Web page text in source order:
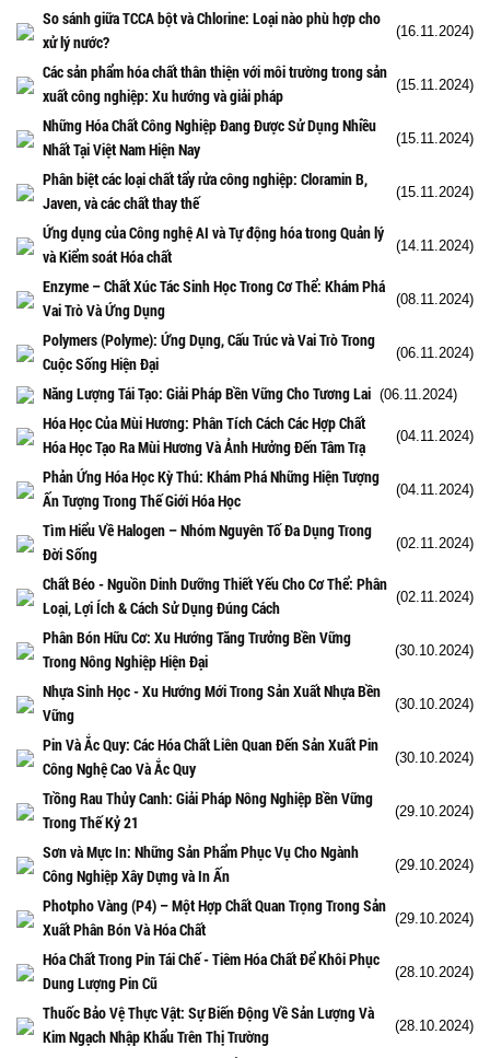
So sánh giữa TCCA bột và Chlorine: Loại nào phù hợp cho
xử lý nước?
(16.11.2024)
Các sản phẩm hóa chất thân thiện với môi trường trong sản
xuất công nghiệp: Xu hướng và giải pháp
(15.11.2024)
Những Hóa Chất Công Nghiệp Đang Được Sử Dụng Nhiều
Nhất Tại Việt Nam Hiện Nay
(15.11.2024)
Phân biệt các loại chất tẩy rửa công nghiệp: Cloramin B,
Javen, và các chất thay thế
(15.11.2024)
Ứng dụng của Công nghệ AI và Tự động hóa trong Quản lý
và Kiểm soát Hóa chất
(14.11.2024)
Enzyme – Chất Xúc Tác Sinh Học Trong Cơ Thể: Khám Phá
Vai Trò Và Ứng Dụng
(08.11.2024)
Polymers (Polyme): Ứng Dụng, Cấu Trúc và Vai Trò Trong
Cuộc Sống Hiện Đại
(06.11.2024)
Năng Lượng Tái Tạo: Giải Pháp Bền Vững Cho Tương Lai (06.11.2024)
Hóa Học Của Mùi Hương: Phân Tích Cách Các Hợp Chất
Hóa Học Tạo Ra Mùi Hương Và Ảnh Hưởng Đến Tâm Trạ
(04.11.2024)
Phản Ứng Hóa Học Kỳ Thú: Khám Phá Những Hiện Tượng
Ấn Tượng Trong Thế Giới Hóa Học
(04.11.2024)
Tìm Hiểu Về Halogen – Nhóm Nguyên Tố Đa Dụng Trong
Đời Sống
(02.11.2024)
Chất Béo - Nguồn Dinh Dưỡng Thiết Yếu Cho Cơ Thể: Phân
Loại, Lợi Ích & Cách Sử Dụng Đúng Cách
(02.11.2024)
Phân Bón Hữu Cơ: Xu Hướng Tăng Trưởng Bền Vững
Trong Nông Nghiệp Hiện Đại
(30.10.2024)
Nhựa Sinh Học - Xu Hướng Mới Trong Sản Xuất Nhựa Bền
Vững
(30.10.2024)
Pin Và Ắc Quy: Các Hóa Chất Liên Quan Đến Sản Xuất Pin
Công Nghệ Cao Và Ắc Quy
(30.10.2024)
Trồng Rau Thủy Canh: Giải Pháp Nông Nghiệp Bền Vững
Trong Thế Kỷ 21
(29.10.2024)
Sơn và Mực In: Những Sản Phẩm Phục Vụ Cho Ngành
Công Nghiệp Xây Dựng và In Ấn
(29.10.2024)
Photpho Vàng (P4) – Một Hợp Chất Quan Trọng Trong Sản
Xuất Phân Bón Và Hóa Chất
(29.10.2024)
Hóa Chất Trong Pin Tái Chế - Tiêm Hóa Chất Để Khôi Phục
Dung Lượng Pin Cũ
(28.10.2024)
Thuốc Bảo Vệ Thực Vật: Sự Biến Động Về Sản Lượng Và
Kim Ngạch Nhập Khẩu Trên Thị Trường
(28.10.2024)